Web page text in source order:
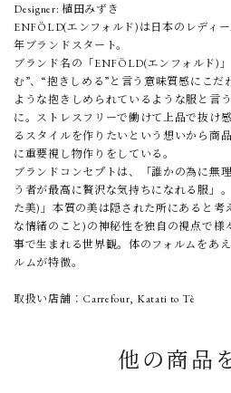
Designer: 植田みずき
ENFÖLD(エンフォルド)は日本のレディ
年ブランドスタート。
ブランド名の「ENFÖLD(エンフォルド)
む”、“抱きしめる”と言う意味質感にこ
ような抱きしめられているような服と言
に。ストレスフリーで働けて上品で抜け
るスタイルを作りたいという想いから商
に重要視し物作りをしている。
ブランドコンセプトは、「誰かの為に無
う者が最高に贅沢な気持ちになれる服」
た美)」本質の美は隠された所にあると考
な情緒のこと)の神秘性を独自の視点で様
事で生まれる世界観。体のフォルムをあ
ルムが特徴。
取扱い店舗：Carrefour, Katati to Tè
他の商品